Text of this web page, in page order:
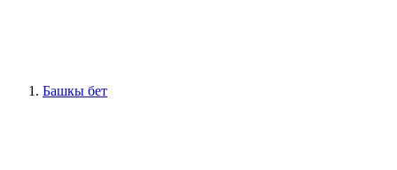
Башкы бет